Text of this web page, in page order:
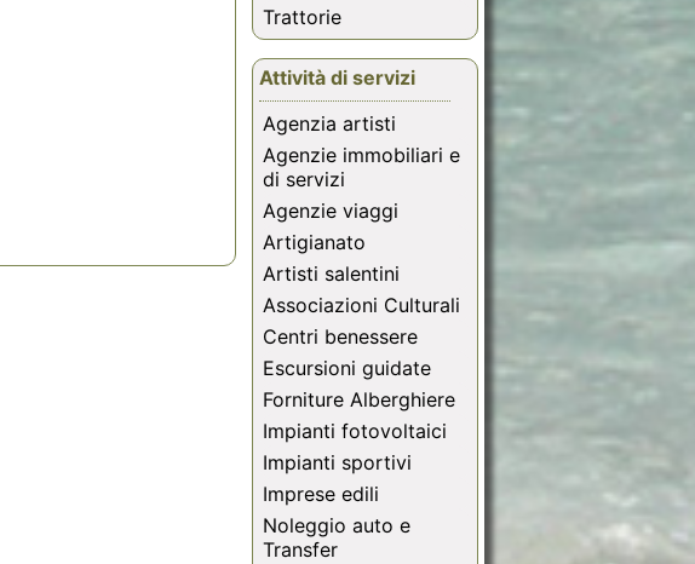
Trattorie
Attività di servizi
Agenzia artisti
Agenzie immobiliari e
di servizi
Agenzie viaggi
Artigianato
Artisti salentini
Associazioni Culturali
Centri benessere
Escursioni guidate
Forniture Alberghiere
Impianti fotovoltaici
Impianti sportivi
Imprese edili
Noleggio auto e
Transfer